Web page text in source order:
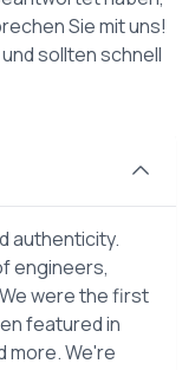
Sie mit uns!
sollten schnell
authenticity.
engineers,
were the first
featured in
more. We're